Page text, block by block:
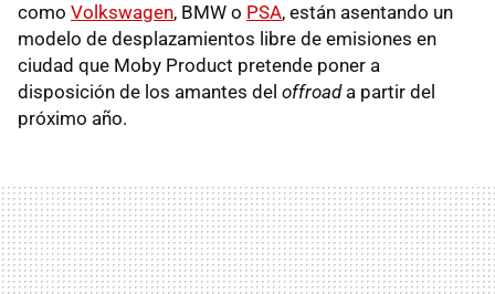
como Volkswagen, BMW o PSA, están asentando un
modelo de desplazamientos libre de emisiones en
ciudad que Moby Product pretende poner a
disposición de los amantes del offroada partir del
próximo año.